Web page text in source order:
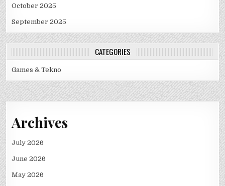
October 2025
September 2025
CATEGORIES
Games & Tekno
Archives
July 2026
June 2026
May 2026